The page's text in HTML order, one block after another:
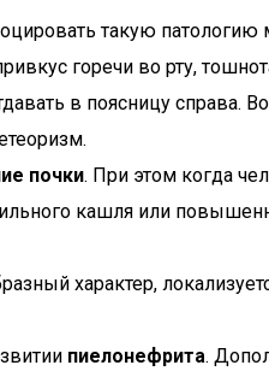
такую
горечи во рту,
в поясницу справа.
почки. При этом когда
кашля или
характер,
пиелонефрита.